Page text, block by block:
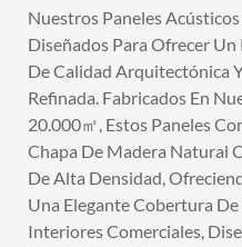
Nuestros Paneles
Diseñados Para Ofrecer
De Calidad Arquitectónica
Refinada. Fabricados En
20.000㎡, Estos Paneles
Chapa De Madera Natural
De Alta Densidad,
Una Elegante Cobertura De
Interiores Comerciales,